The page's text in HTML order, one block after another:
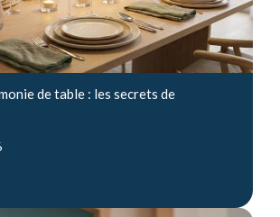
de table : les secrets de